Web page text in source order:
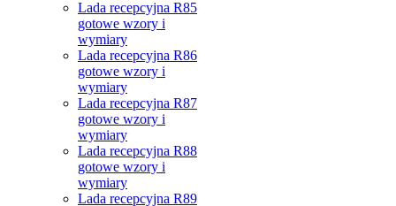
Lada recepcyjna R85
gotowe wzory i
wymiary
Lada recepcyjna R86
gotowe wzory i
wymiary
Lada recepcyjna R87
gotowe wzory i
wymiary
Lada recepcyjna R88
gotowe wzory i
wymiary
Lada recepcyjna R89